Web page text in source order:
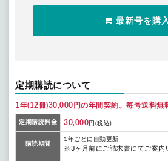
最新号を購
定期購読について
1年(12冊)30,000円の年間契約。毎号送料無
定期購読料金 30,000円(税込)
購読期間
1年ごとに自動更新
※3ヶ月前にご請求書にてご案内